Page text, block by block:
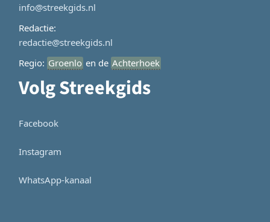
info@streekgids.nl
Redactie:
redactie@streekgids.nl
Regio: Groenlo en de Achterhoek
Volg Streekgids
Facebook
Instagram
WhatsApp-kanaal